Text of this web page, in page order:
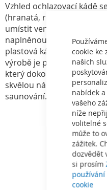
cookie ke
našich
nabídek
vašeho
níže
volitelné
může to
zážitek.
dozvědět
si prosím
cookie
Vzhled ochlazovací kádě
(hranatá, rohová, kulatá,
umístit venku a používat ji
naplněnou studenou
plastová káď ideálním
výrobě je polypropylen -
který dokonale udržuje
skvělou nádobu na
saunování.